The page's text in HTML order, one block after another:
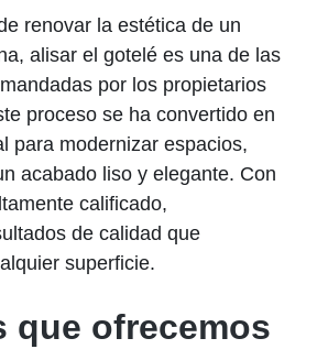
renovar la estética de un
alisar el gotelé es una de las
por los propietarios
proceso se ha convertido en
para modernizar espacios,
acabado liso y elegante. Con
calificado,
de calidad que
superficie.
que ofrecemos